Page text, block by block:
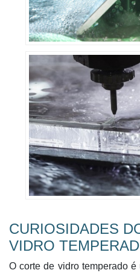
CURIOSIDADES
VIDRO
O corte de vidro temperado